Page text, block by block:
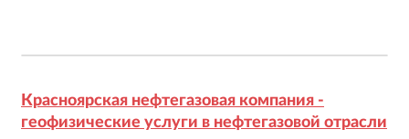
Красноярская нефтегазовая компания -
геофизические услуги в нефтегазовой отрасли